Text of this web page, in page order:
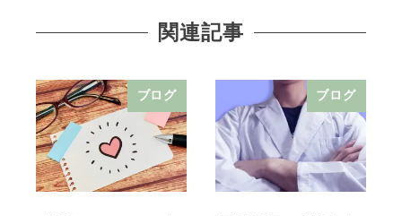
関連記事
ブログ ブログ